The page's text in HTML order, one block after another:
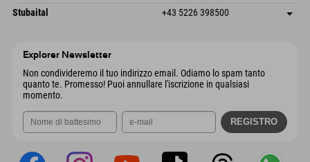
Austria
Prenotazione
Dorfstraße 24
9546 Bad Kleinkirchheim
Salva indirizzo
Informazioni sull'arrivo
Stubaital +43 5226 398500
Explorer Newsletter
Non condivideremo il tuo indirizzo email. Odiamo lo spam tanto
quanto te. Promesso! Puoi annullare l'iscrizione in qualsiasi
momento.